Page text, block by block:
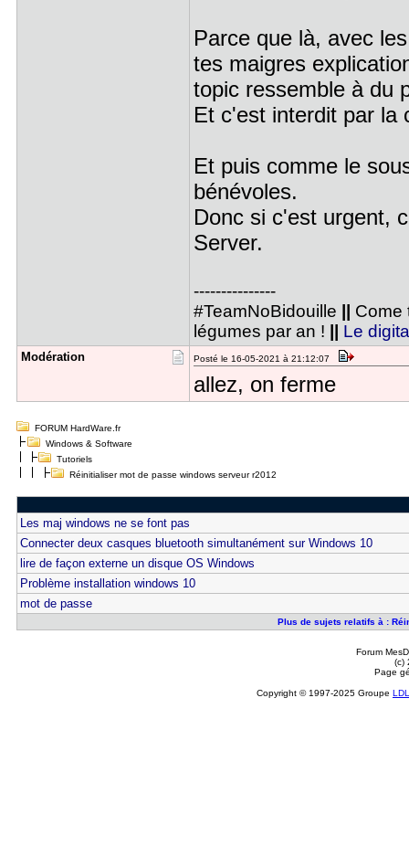
Parce que là, avec
tes maigres
topic ressemble à du
Et c'est interdit par
Et puis comme le
bénévoles.
Donc si c'est urgent,
Server.
---------------
#TeamNoBidouille
Come
légumes par an !
Le
Modération Posté le 16-05-2021 à 21:12:07
allez, on ferme
FORUM HardWare.fr
Windows & Software
Tutoriels
Réinitialiser mot de passe windows serveur r2012
Les maj windows ne se font pas
Connecter deux casques bluetooth simultanément sur Windows 10
lire de façon externe un disque OS Windows
Problème installation windows 10
mot de passe
Plus de sujets relatifs à :
Forum
(c)
Page
Copyright © 1997-2025 Groupe